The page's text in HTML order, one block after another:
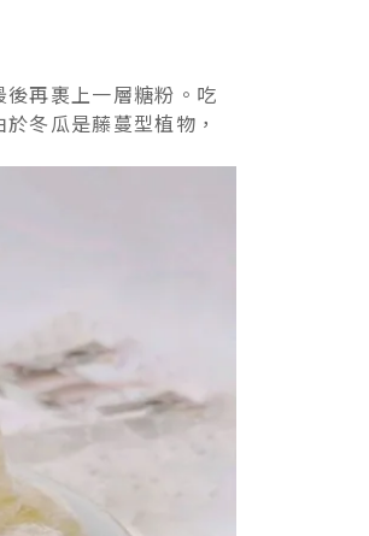
再裹上一層糖粉。吃
冬瓜是藤蔓型植物，